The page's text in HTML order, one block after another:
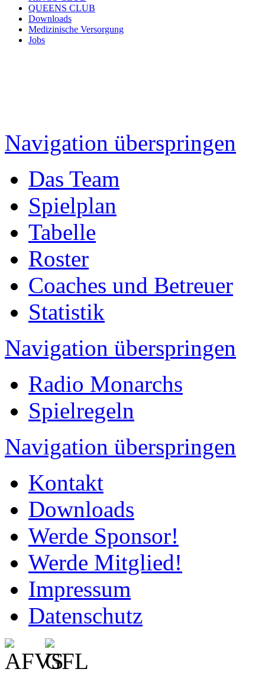
QUEENS CLUB
Downloads
Medizinische Versorgung
Jobs
Navigation überspringen
Das Team
Spielplan
Tabelle
Roster
Coaches und Betreuer
Statistik
Navigation überspringen
Radio Monarchs
Spielregeln
Navigation überspringen
Kontakt
Downloads
Werde Sponsor!
Werde Mitglied!
Impressum
Datenschutz